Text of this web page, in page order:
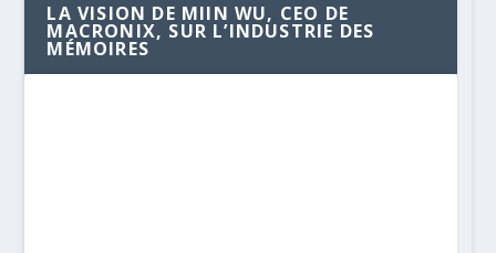
LA VISION DE MIIN WU, CEO DE
MACRONIX, SUR L’INDUSTRIE DES
MÉMOIRES